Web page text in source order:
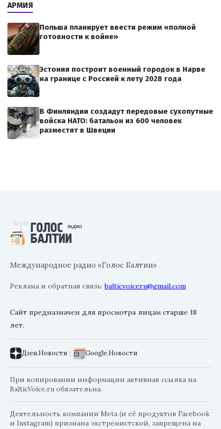
АРМИЯ
Польша планирует ввести режим «полной
готовности к войне»
Эстония построит военный городок в Нарве
на границе с Россией к лету 2028 года
В Финляндии создадут передовые сухопутные
войска НАТО: батальон из 600 человек
разместят в Швеции
Международное радио «Голос Балтии»
Реклама и обратная связь:balticvoiceru@gmail.com
Сайт предназначен для просмотра лицам старше 18
лет.
Дзен.Новости | Google.Новости
При копировании информации активная ссылка на
BalticVoice.ru обязательна.
Деятельность компании Meta (и её продуктов Facebook
и Instagram) признана экстремистской, запрещена на